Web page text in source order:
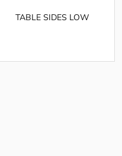
TABLE SIDES LOW